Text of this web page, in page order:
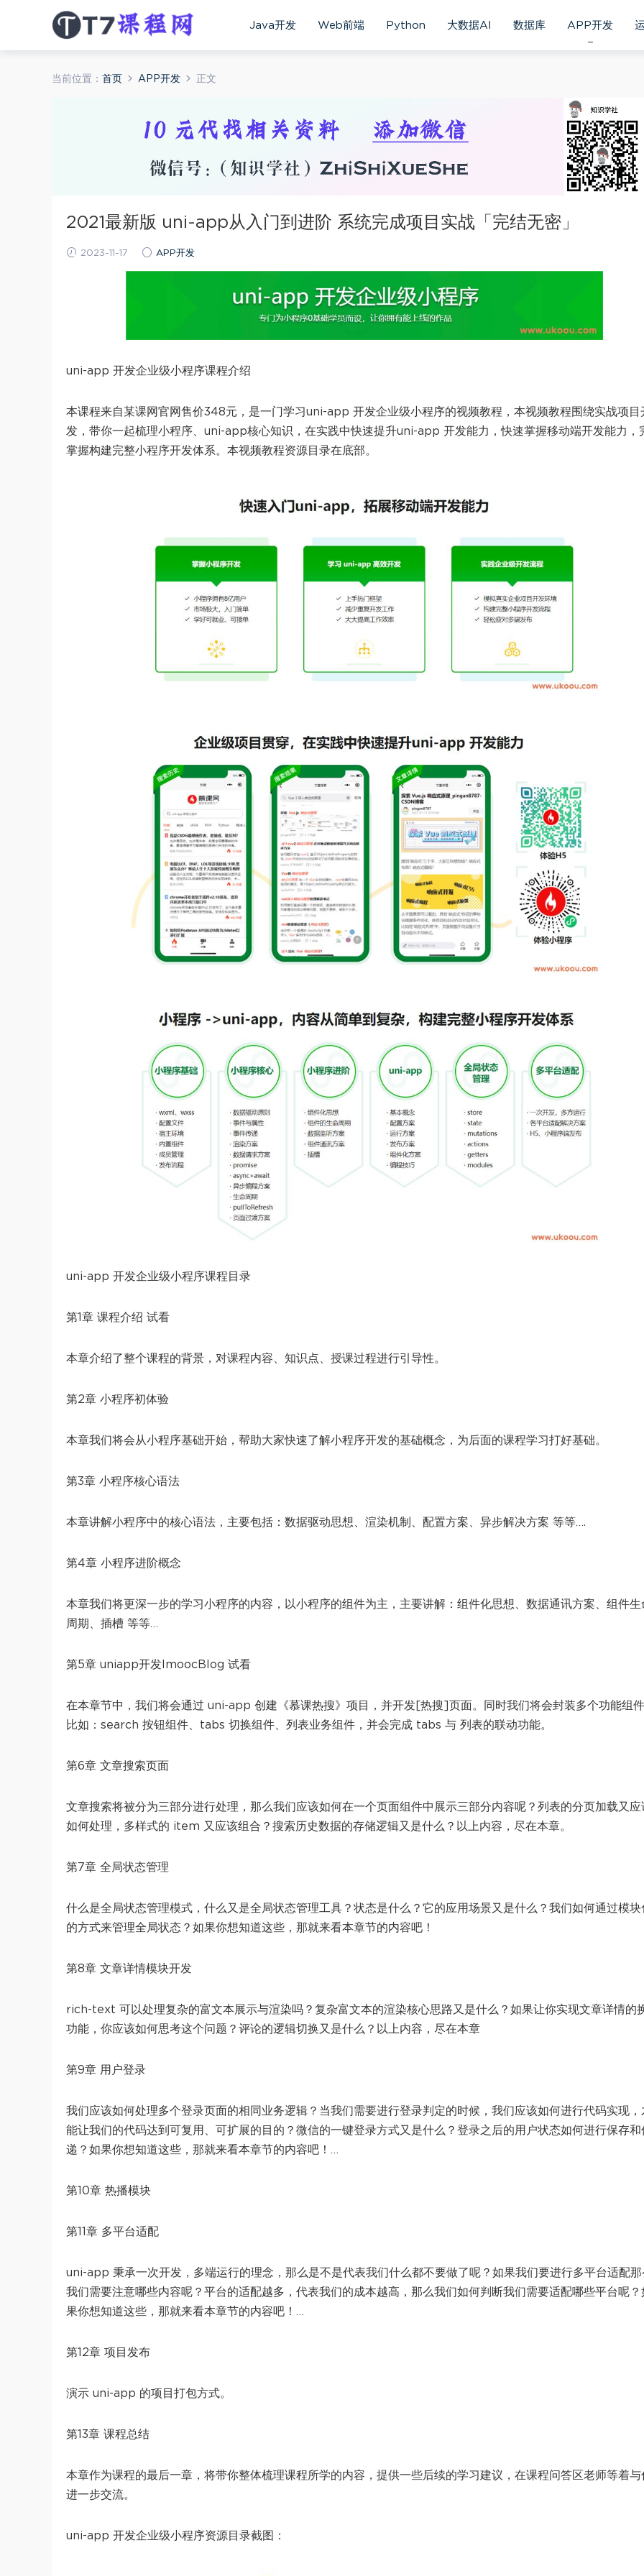
Java开发 Web前端 Python 大数据AI 数据库 APP开发
当前位置： 首页 APP开发 正文
2021最新版 uni-app从入门到进阶 系统完成项目实战「完结无密」
2023-11-17 APP开发
uni-app 开发企业级小程序课程介绍
本课程来自某课网官网售价348元，是一门学习uni-app 开发企业级小程序的视频教程，本视频教程围绕实战项目
发，带你一起梳理小程序、uni-app核心知识，在实践中快速提升uni-app 开发能力，快速掌握移动端开发能力，
掌握构建完整小程序开发体系。本视频教程资源目录在底部。
uni-app 开发企业级小程序课程目录
第1章 课程介绍 试看
本章介绍了整个课程的背景，对课程内容、知识点、授课过程进行引导性。
第2章 小程序初体验
本章我们将会从小程序基础开始，帮助大家快速了解小程序开发的基础概念，为后面的课程学习打好基础。
第3章 小程序核心语法
本章讲解小程序中的核心语法，主要包括：数据驱动思想、渲染机制、配置方案、异步解决方案 等等….
第4章 小程序进阶概念
本章我们将更深一步的学习小程序的内容，以小程序的组件为主，主要讲解：组件化思想、数据通讯方案、组件生
周期、插槽 等等…
第5章 uniapp开发ImoocBlog 试看
在本章节中，我们将会通过 uni-app 创建《慕课热搜》项目，并开发[热搜]页面。同时我们将会封装多个功能组
比如：search 按钮组件、tabs 切换组件、列表业务组件，并会完成 tabs 与 列表的联动功能。
第6章 文章搜索页面
文章搜索将被分为三部分进行处理，那么我们应该如何在一个页面组件中展示三部分内容呢？列表的分页加载又应
如何处理，多样式的 item 又应该组合？搜索历史数据的存储逻辑又是什么？以上内容，尽在本章。
第7章 全局状态管理
什么是全局状态管理模式，什么又是全局状态管理工具？状态是什么？它的应用场景又是什么？我们如何通过模块
的方式来管理全局状态？如果你想知道这些，那就来看本章节的内容吧！
第8章 文章详情模块开发
rich-text 可以处理复杂的富文本展示与渲染吗？复杂富文本的渲染核心思路又是什么？如果让你实现文章详情的
功能，你应该如何思考这个问题？评论的逻辑切换又是什么？以上内容，尽在本章
第9章 用户登录
我们应该如何处理多个登录页面的相同业务逻辑？当我们需要进行登录判定的时候，我们应该如何进行代码实现，
能让我们的代码达到可复用、可扩展的目的？微信的一键登录方式又是什么？登录之后的用户状态如何进行保存和
递？如果你想知道这些，那就来看本章节的内容吧！…
第10章 热播模块
第11章 多平台适配
uni-app 秉承一次开发，多端运行的理念，那么是不是代表我们什么都不要做了呢？如果我们要进行多平台适配那
我们需要注意哪些内容呢？平台的适配越多，代表我们的成本越高，那么我们如何判断我们需要适配哪些平台呢？
果你想知道这些，那就来看本章节的内容吧！…
第12章 项目发布
演示 uni-app 的项目打包方式。
第13章 课程总结
本章作为课程的最后一章，将带你整体梳理课程所学的内容，提供一些后续的学习建议，在课程问答区老师等着与
进一步交流。
uni-app 开发企业级小程序资源目录截图：